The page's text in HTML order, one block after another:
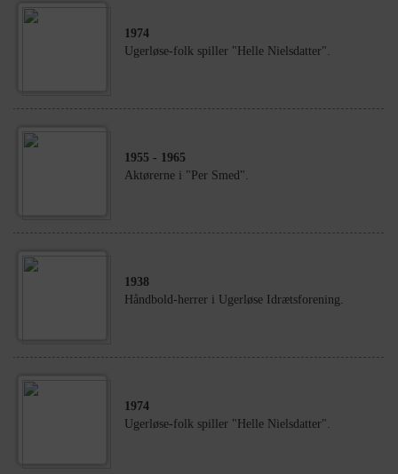
1974
Ugerløse-folk spiller "Helle Nielsdatter".
1955 - 1965
Aktørerne i "Per Smed".
1938
Håndbold-herrer i Ugerløse Idrætsforening.
1974
Ugerløse-folk spiller "Helle Nielsdatter".